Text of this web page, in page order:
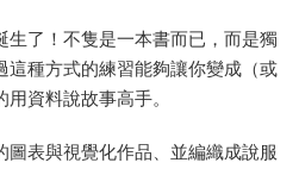
了！不隻是一本書而已，而是獨
這種方式的練習能夠讓你變成（或
資料說故事高手。
表與視覺化作品、並編織成說服